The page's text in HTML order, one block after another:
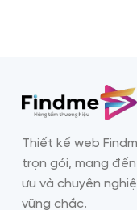
Thiết kế web
trọn gói, mang
ưu và chuyên
vững chắc.